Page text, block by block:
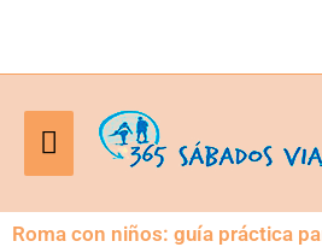
Menú
principal
Roma con niños: guía práctica